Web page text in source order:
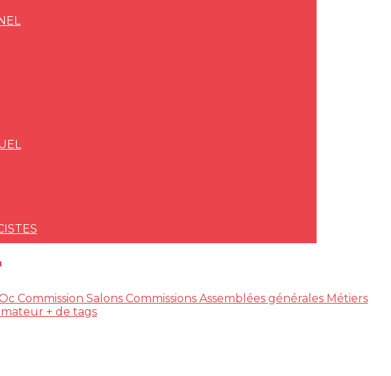
Commission Salons Commissions Assemblées générales Métiers
+ de tags